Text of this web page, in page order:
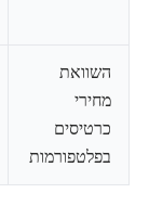
השוואת
מחירי
כרטיסים
בפלטפורמות